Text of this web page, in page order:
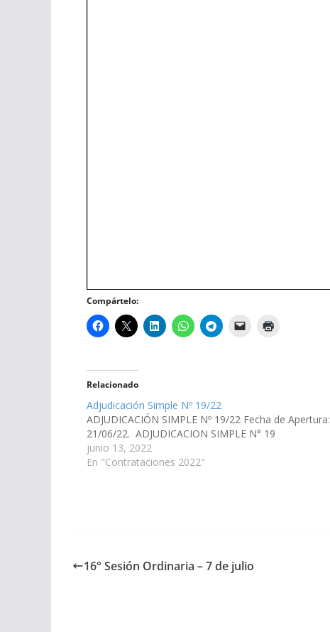
Compártelo:
Relacionado
Adjudicación Simple Nº 19/22
ADJUDICACIÓN SIMPLE Nº 19/22 Fecha de Apertura:
21/06/22. ADJUDICACION SIMPLE N° 19
junio 13, 2022
En "Contrataciones 2022"
16° Sesión Ordinaria – 7 de julio